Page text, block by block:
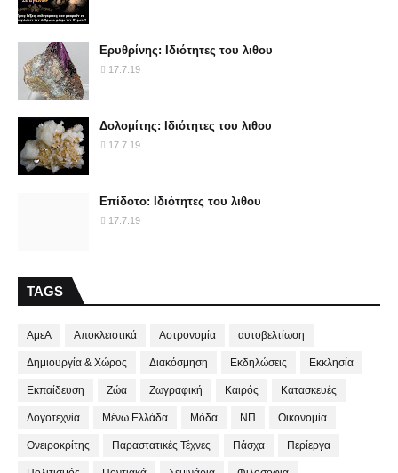
Ερυθρίνης: Ιδιότητες του λιθου
17.7.19
Δολομίτης: Ιδιότητες του λιθου
17.7.19
Επίδοτο: Ιδιότητες του λιθου
17.7.19
TAGS
ΑμεΑ Αποκλειστικά Αστρονομία αυτοβελτίωση
Δημιουργία & Χώρος Διακόσμηση Εκδηλώσεις Εκκλησία
Εκπαίδευση Ζώα Ζωγραφική Καιρός Κατασκευές
Λογοτεχνία Μένω Ελλάδα Μόδα ΝΠ Οικονομία
Ονειροκρίτης Παραστατικές Τέχνες Πάσχα Περίεργα